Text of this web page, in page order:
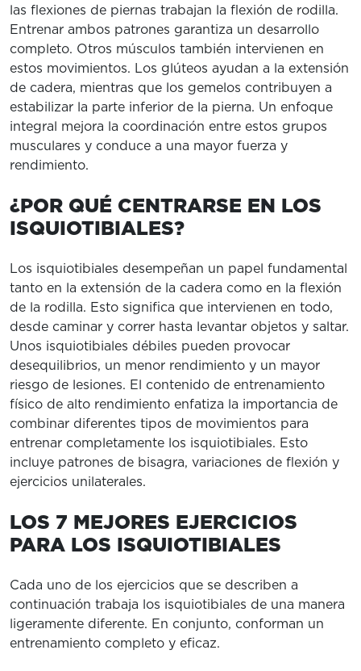
las flexiones de piernas trabajan la flexión de rodilla.
Entrenar ambos patrones garantiza un desarrollo
completo. Otros músculos también intervienen en
estos movimientos. Los glúteos ayudan a la extensión
de cadera, mientras que los gemelos contribuyen a
estabilizar la parte inferior de la pierna. Un enfoque
integral mejora la coordinación entre estos grupos
musculares y conduce a una mayor fuerza y ​​
rendimiento.
¿POR QUÉ CENTRARSE EN LOS
ISQUIOTIBIALES?
Los isquiotibiales desempeñan un papel fundamental
tanto en la extensión de la cadera como en la flexión
de la rodilla. Esto significa que intervienen en todo,
desde caminar y correr hasta levantar objetos y saltar.
Unos isquiotibiales débiles pueden provocar
desequilibrios, un menor rendimiento y un mayor
riesgo de lesiones. El contenido de entrenamiento
físico de alto rendimiento enfatiza la importancia de
combinar diferentes tipos de movimientos para
entrenar completamente los isquiotibiales. Esto
incluye patrones de bisagra, variaciones de flexión y
ejercicios unilaterales.
LOS 7 MEJORES EJERCICIOS
PARA LOS ISQUIOTIBIALES
Cada uno de los ejercicios que se describen a
continuación trabaja los isquiotibiales de una manera
ligeramente diferente. En conjunto, conforman un
entrenamiento completo y eficaz.